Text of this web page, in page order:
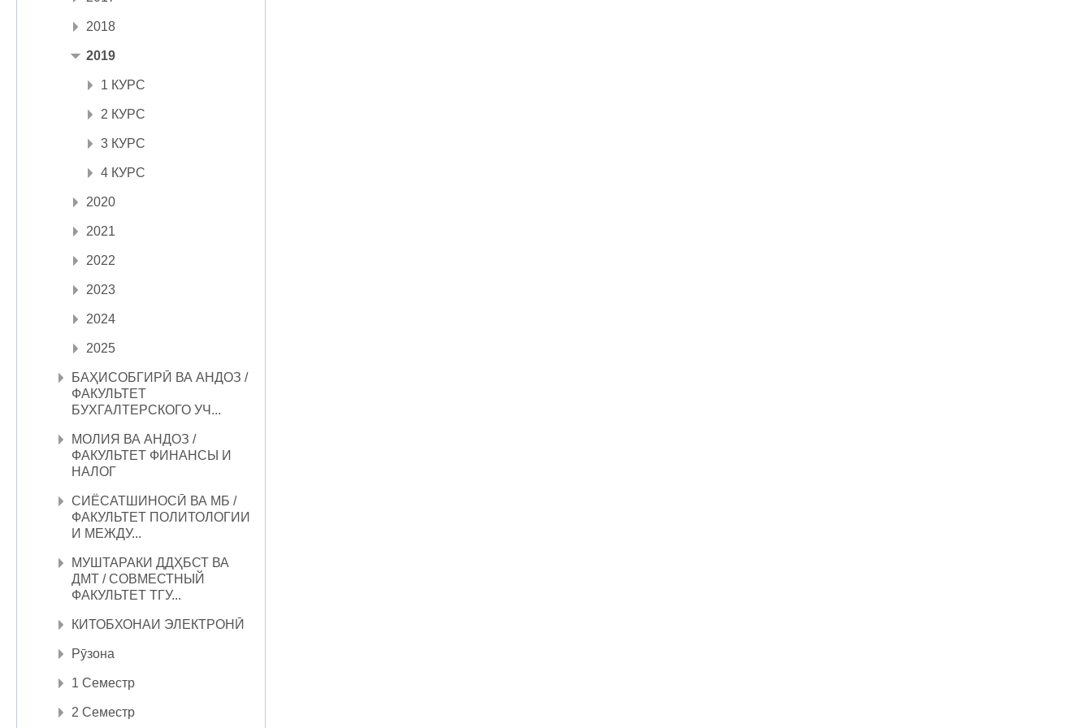
2018
2019
1 КУРС
2 КУРС
3 КУРС
4 КУРС
2020
2021
2022
2023
2024
2025
БАҲИСОБГИРӢ ВА АНДОЗ /
ФАКУЛЬТЕТ
БУХГАЛТЕРСКОГО УЧ...
МОЛИЯ ВА АНДОЗ /
ФАКУЛЬТЕТ ФИНАНСЫ И
НАЛОГ
СИЁСАТШИНОСӢ ВА МБ /
ФАКУЛЬТЕТ ПОЛИТОЛОГИИ
И МЕЖДУ...
МУШТАРАКИ ДДҲБСТ ВА
ДМТ / СОВМЕСТНЫЙ
ФАКУЛЬТЕТ ТГУ...
КИТОБХОНАИ ЭЛЕКТРОНӢ
Рӯзона
1 Семестр
2 Семестр